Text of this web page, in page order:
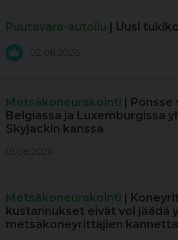
Puutavara-autoilu | Uusi
02.08.2026
Metsäkoneurakointi | Ponsse
Belgiassa ja Luxemburgissa
Skyjackin kanssa
01.08.2026
Metsäkoneurakointi |
kustannukset eivät voi jäädä
metsäkoneyrittäjien